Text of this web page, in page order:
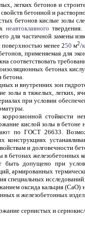
легких бетонов и
бетонной и
бетонов кислые золы
неавтоклавного
для частичной замены
поверхностью менее 250 м2/
применяемая для
соответствовать
бетонах
бетона.
и внутренних зон
золы в тяжелых, легких,
при условии
стойкости
кислой золы в
т по ГОСТ 26633.
конструкциях
и долговечности
в бетонах железобетонных
быть допущено при
армированных
специальных исследований.
оксида кальция (СаО)
и железобетонных
сернистых и